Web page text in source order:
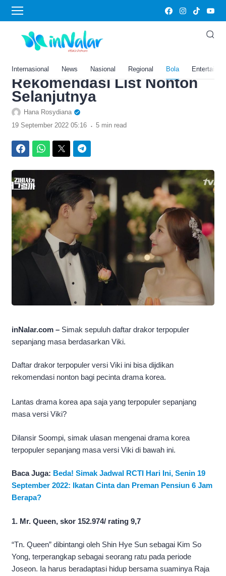
Internasional News Nasional Regional Bola
Home›Bola
Ini 10 Daftar Drakor
Terpopuler Sepanjang Masa
Versi Viki, Buruan! Jadikan
Rekomendasi List Nonton
Selanjutnya
Hana Rosydiana
19 September 2022 05:16 . 5 min read
inNalar.com – Simak sepuluh daftar drakor terpopuler
sepanjang masa berdasarkan Viki.
Daftar drakor terpopuler versi Viki ini bisa dijdikan
rekomendasi nonton bagi pecinta drama korea.
Lantas drama korea apa saja yang terpopuler sepanjang
masa versi Viki?
Dilansir Soompi, simak ulasan mengenai drama korea
terpopuler sepanjang masa versi Viki di bawah ini.
Baca Juga: Beda! Simak Jadwal RCTI Hari Ini, Senin 19
September 2022: Ikatan Cinta dan Preman Pensiun 6 Jam
Berapa?
1. Mr. Queen, skor 152.974/ rating 9,7
“Tn. Queen” dibintangi oleh Shin Hye Sun sebagai Kim So
Yong, terperangkap sebagai seorang ratu pada periode
Joseon. Ia harus beradaptasi hidup bersama suaminya Raja